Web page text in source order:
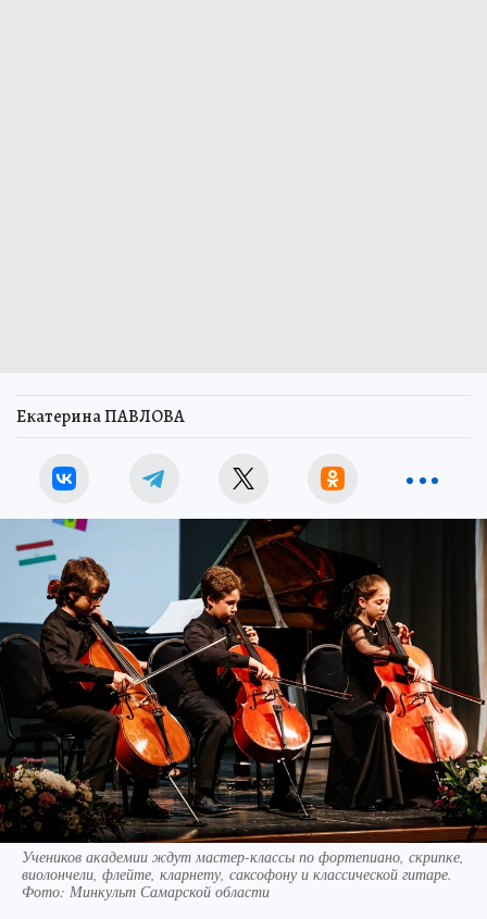
Екатерина ПАВЛОВА
Учеников академии ждут мастер-классы по фортепиано, скрипке,
виолончели, флейте, кларнету, саксофону и классической гитаре.
Фото: Минкульт Самарской области